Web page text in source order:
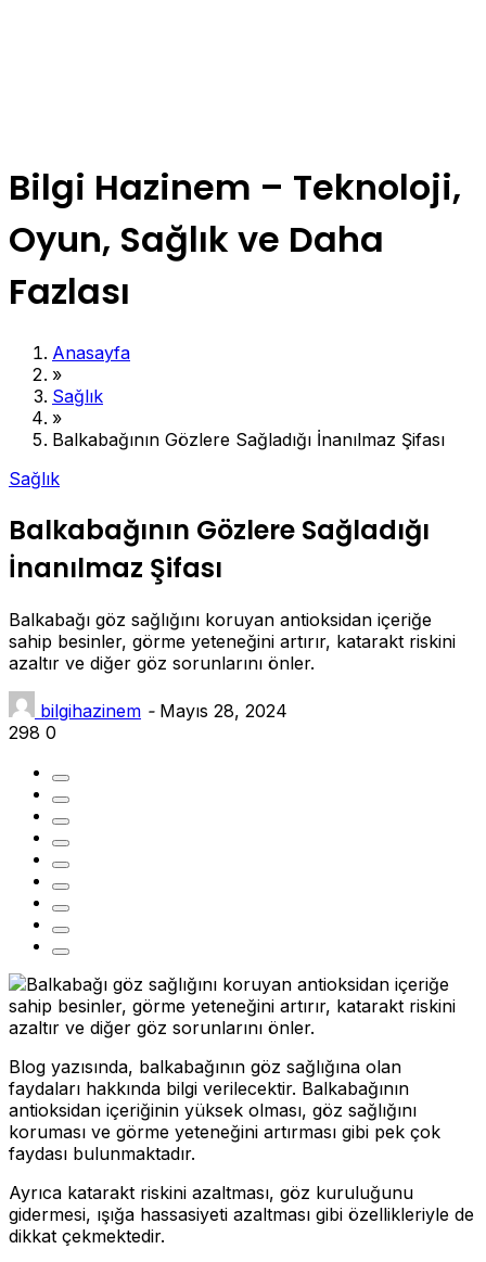
Bilgi Hazinem – Teknoloji,
Oyun, Sağlık ve Daha
Fazlası
Anasayfa
»
Sağlık
»
Balkabağının Gözlere Sağladığı İnanılmaz Şifası
Sağlık
Balkabağının Gözlere Sağladığı
İnanılmaz Şifası
Balkabağı göz sağlığını koruyan antioksidan içeriğe
sahip besinler, görme yeteneğini artırır, katarakt riskini
azaltır ve diğer göz sorunlarını önler.
bilgihazinem - Mayıs 28, 2024
298 0
Blog yazısında, balkabağının göz sağlığına olan
faydaları hakkında bilgi verilecektir. Balkabağının
antioksidan içeriğinin yüksek olması, göz sağlığını
koruması ve görme yeteneğini artırması gibi pek çok
faydası bulunmaktadır.
Ayrıca katarakt riskini azaltması, göz kuruluğunu
gidermesi, ışığa hassasiyeti azaltması gibi özellikleriyle de
dikkat çekmektedir.